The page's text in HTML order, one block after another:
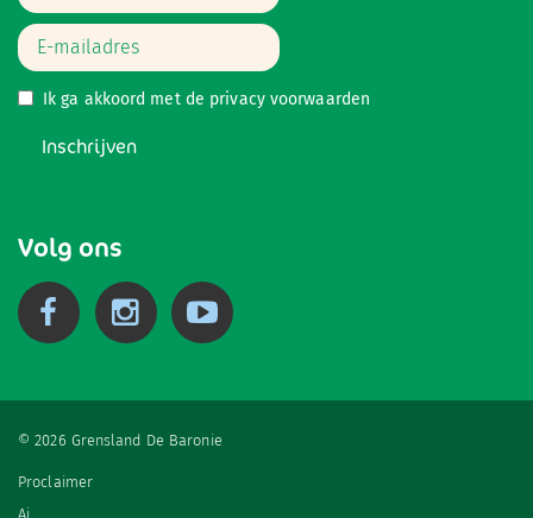
Ik ga akkoord met de privacy voorwaarden
Inschrijven
Volg ons
© 2026 Grensland De Baronie
Proclaimer
Ai